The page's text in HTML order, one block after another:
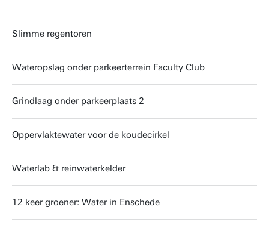
Slimme regentoren
Wateropslag onder parkeerterrein Faculty Club
Grindlaag onder parkeerplaats 2
Oppervlaktewater voor de koudecirkel
Waterlab & reinwaterkelder
12 keer groener: Water in Enschede